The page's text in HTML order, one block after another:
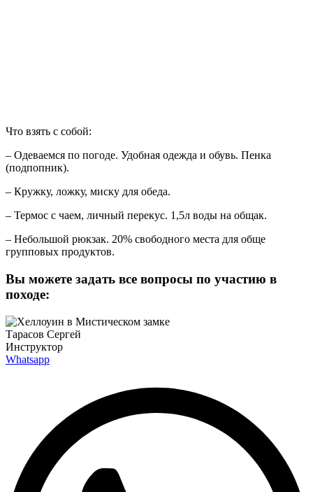
Что взять с собой:
– Одеваемся по погоде. Удобная одежда и обувь. Пенка
(подпопник).
– Кружку, ложку, миску для обеда.
– Термос с чаем, личный перекус. 1,5л воды на общак.
– Небольшой рюкзак. 20% свободного места для обще
групповых продуктов.
Вы можете задать все вопросы по участию в
походе:
Тарасов Сергей
Инструктор
Whatsapp